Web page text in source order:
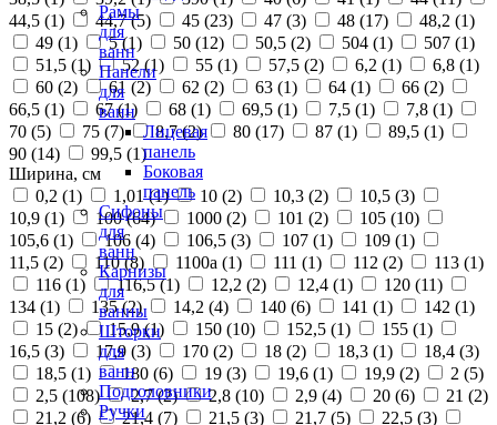
Рамы
для
ванн
Панели
для
ванн
Лицевая
панель
Боковая
панель
Сифоны
для
ванн
Карнизы
для
ванны
Шторки
для
ванн
Подголовники
Ручки
44,5 (1) 44,7 (5) 45 (23) 47 (3) 48 (17) 48,2 (1)
49 (1) 5 (1) 50 (12) 50,5 (2) 504 (1) 507 (1)
51,5 (1) 52 (1) 55 (1) 57,5 (2) 6,2 (1) 6,8 (1)
60 (2) 61 (2) 62 (2) 63 (1) 64 (1) 66 (2)
66,5 (1) 67 (1) 68 (1) 69,5 (1) 7,5 (1) 7,8 (1)
70 (5) 75 (7) 8,7 (2) 80 (17) 87 (1) 89,5 (1)
90 (14) 99,5 (1)
Ширина, см
0,2 (1) 1,01 (1) 10 (2) 10,3 (2) 10,5 (3)
10,9 (1) 100 (64) 1000 (2) 101 (2) 105 (10)
105,6 (1) 106 (4) 106,5 (3) 107 (1) 109 (1)
11,5 (2) 110 (8) 1100а (1) 111 (1) 112 (2) 113 (1)
116 (1) 116,5 (1) 12,2 (2) 12,4 (1) 120 (11)
134 (1) 135 (2) 14,2 (4) 140 (6) 141 (1) 142 (1)
15 (2) 15,9 (1) 150 (10) 152,5 (1) 155 (1)
16,5 (3) 17,9 (3) 170 (2) 18 (2) 18,3 (1) 18,4 (3)
18,5 (1) 180 (6) 19 (3) 19,6 (1) 19,9 (2) 2 (5)
2,5 (108) 2,7 (2) 2,8 (10) 2,9 (4) 20 (6) 21 (2)
21,2 (6) 21,4 (7) 21,5 (3) 21,7 (5) 22,5 (3)